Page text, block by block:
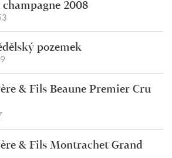
2008
pozemek
& Fils Beaune Premier Cru
& Fils Montrachet Grand